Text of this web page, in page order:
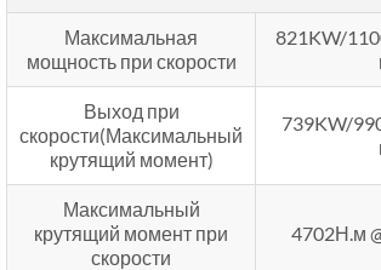
Максимальная
мощность при скорости
821KW/
Выход при
скорости(Максимальный
крутящий момент)
739KW/
Максимальный
крутящий момент при
скорости
4702Н.м